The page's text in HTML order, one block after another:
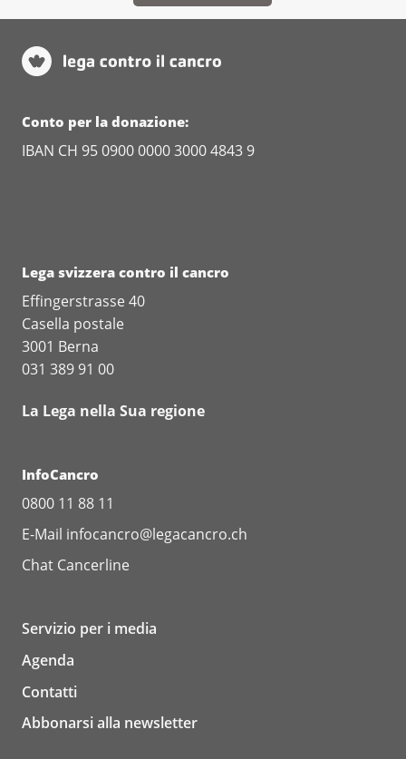
Conto per la donazione:
IBAN CH 95 0900 0000 3000 4843 9
Lega svizzera contro il cancro
Effingerstrasse 40
Casella postale
3001 Berna
031 389 91 00
La Lega nella Sua regione
InfoCancro
0800 11 88 11
E-Mail infocancro@legacancro.ch
Chat Cancerline
Servizio per i media
Agenda
Contatti
Abbonarsi alla newsletter